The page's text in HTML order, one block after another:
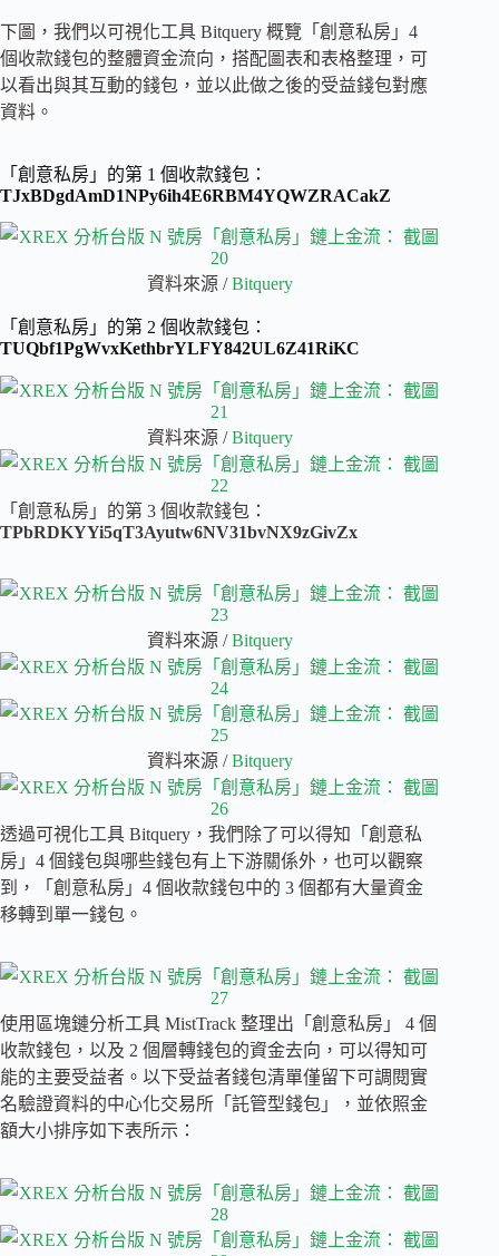
下圖，我們以可視化工具 Bitquery 概覽「創意私房」4
個收款錢包的整體資金流向，搭配圖表和表格整理，可
以看出與其互動的錢包，並以此做之後的受益錢包對應
資料。
「創意私房」的第 1 個收款錢包：
TJxBDgdAmD1NPy6ih4E6RBM4YQWZRACakZ
資料來源 /Bitquery
「創意私房」的第 2 個收款錢包：
TUQbf1PgWvxKethbrYLFY842UL6Z41RiKC
資料來源 /Bitquery
「創意私房」的第 3 個收款錢包：
TPbRDKYYi5qT3Ayutw6NV31bvNX9zGivZx
資料來源 /Bitquery
資料來源 /Bitquery
透過可視化工具 Bitquery，我們除了可以得知「創意私
房」4 個錢包與哪些錢包有上下游關係外，也可以觀察
到，「創意私房」4 個收款錢包中的 3 個都有大量資金
移轉到單一錢包。
使用區塊鏈分析工具 MistTrack 整理出「創意私房」 4 個
收款錢包，以及 2 個層轉錢包的資金去向，可以得知可
能的主要受益者。以下受益者錢包清單僅留下可調閱實
名驗證資料的中心化交易所「託管型錢包」，並依照金
額大小排序如下表所示：